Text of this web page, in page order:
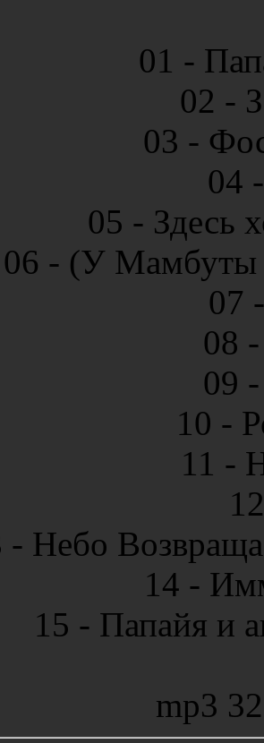
01 -
02 -
03 -
04
05 - Здесь
06 - (У Мамбуты
07
08
09
10 -
11 -
- Небо
14 -
15 - Папайя и
mp3